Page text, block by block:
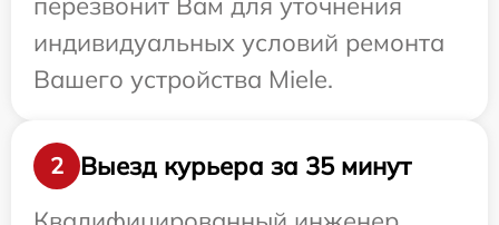
индивидуальных условий ремонта
Вашего устройства Miele.
2
Выезд курьера за 35 минут